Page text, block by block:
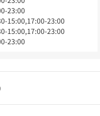
23:00
15:00,17:00-23:00
15:00,17:00-23:00
23:00